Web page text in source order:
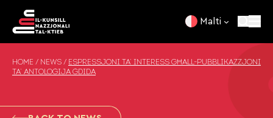
Malti
HOME / NEWS / ESPRESSJONI TA’ INTERESS GĦALL-PUBBLIKAZZJONI
TA’ ANTOLOĠIJA ĠDIDA